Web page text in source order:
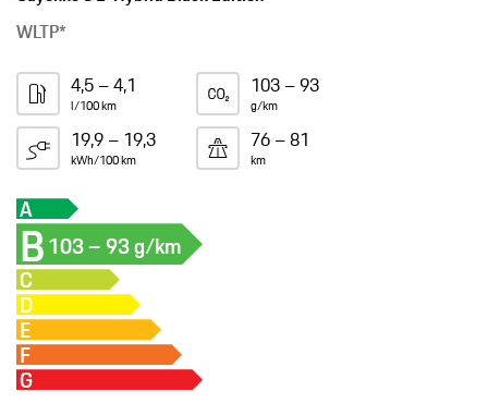
WLTP*
4,5 – 4,1
l/100 km
103 – 93
g/km
19,9 – 19,3
kWh/100 km
76 – 81
km
A
B103 – 93 g/km
C
D
E
F
G